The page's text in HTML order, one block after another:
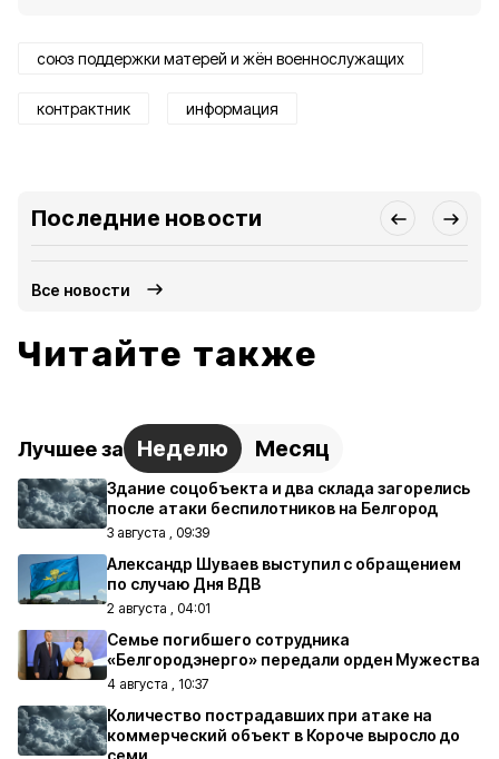
союз поддержки матерей и жён военнослужащих
контрактник информация
Последние новости
Все новости
Читайте также
Лучшее за Неделю Месяц
Здание соцобъекта и два склада загорелись
после атаки беспилотников на Белгород
3 августа , 09:39
Александр Шуваев выступил с обращением
по случаю Дня ВДВ
2 августа , 04:01
Семье погибшего сотрудника
«Белгородэнерго» передали орден Мужества
4 августа , 10:37
Количество пострадавших при атаке на
коммерческий объект в Короче выросло до
семи